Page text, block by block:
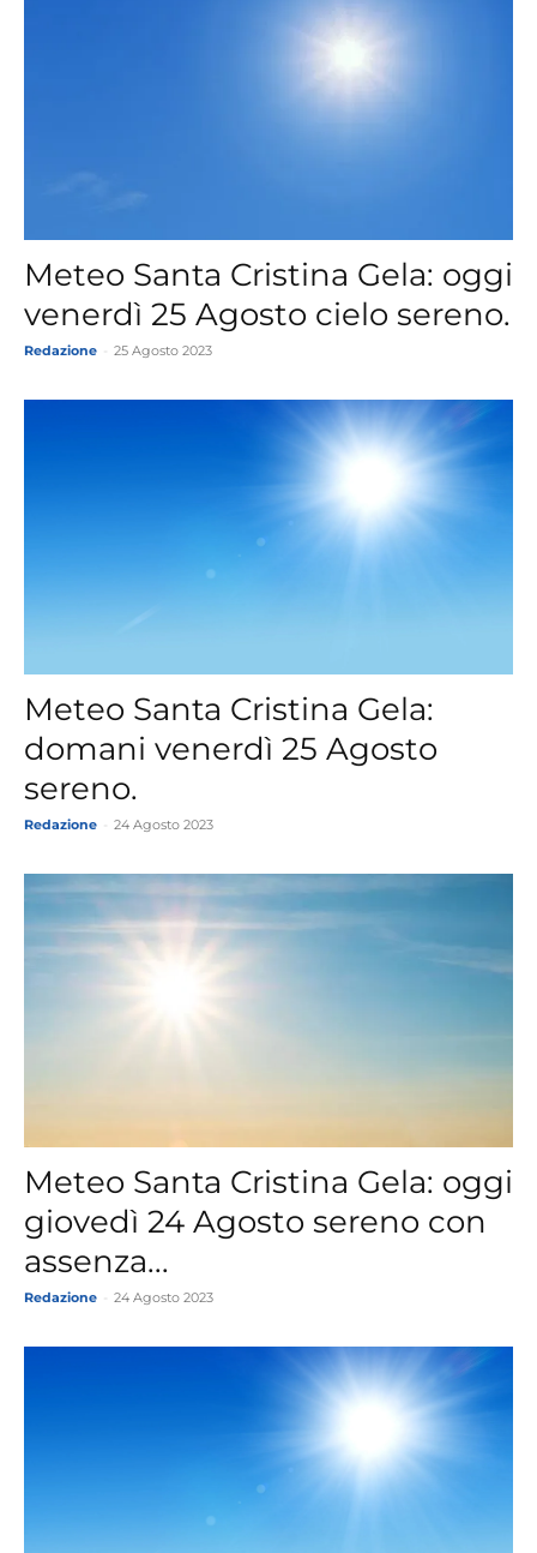
Meteo Santa Cristina Gela: oggi
venerdì 25 Agosto cielo sereno.
Redazione 25 Agosto 2023
Meteo Santa Cristina Gela:
domani venerdì 25 Agosto
sereno.
Redazione 24 Agosto 2023
Meteo Santa Cristina Gela: oggi
giovedì 24 Agosto sereno con
assenza...
Redazione 24 Agosto 2023